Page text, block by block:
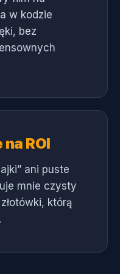
w kodzie
bez
ROI
ani puste
mnie czysty
którą